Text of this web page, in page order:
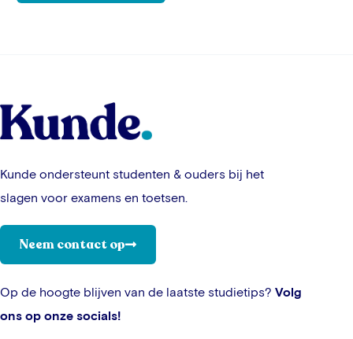
Kunde ondersteunt studenten & ouders bij het
slagen voor examens en toetsen.
Neem contact op
Op de hoogte blijven van de laatste studietips? Volg
ons op onze socials!